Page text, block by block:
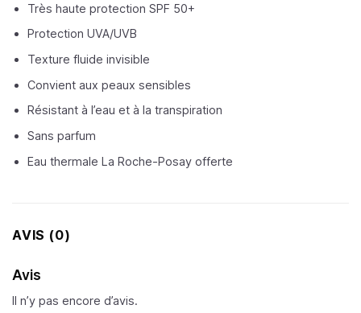
Très haute protection SPF 50+
Protection UVA/UVB
Texture fluide invisible
Convient aux peaux sensibles
Résistant à l’eau et à la transpiration
Sans parfum
Eau thermale La Roche-Posay offerte
AVIS (0)
Avis
Il n’y pas encore d’avis.